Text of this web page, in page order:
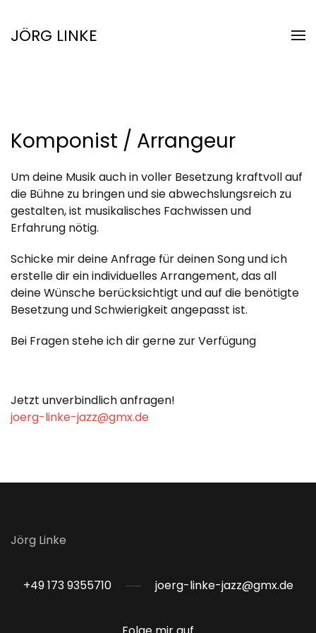
JÖRG LINKE
Komponist / Arrangeur
Um deine Musik auch in voller Besetzung kraftvoll auf
die Bühne zu bringen und sie abwechslungsreich zu
gestalten, ist musikalisches Fachwissen und
Erfahrung nötig.
Schicke mir deine Anfrage für deinen Song und ich
erstelle dir ein individuelles Arrangement, das all
deine Wünsche berücksichtigt und auf die benötigte
Besetzung und Schwierigkeit angepasst ist.
Bei Fragen stehe ich dir gerne zur Verfügung
Jetzt unverbindlich anfragen!
joerg-linke-jazz@gmx.de
Jörg Linke
+49 173 9355710 joerg-linke-jazz@gmx.de